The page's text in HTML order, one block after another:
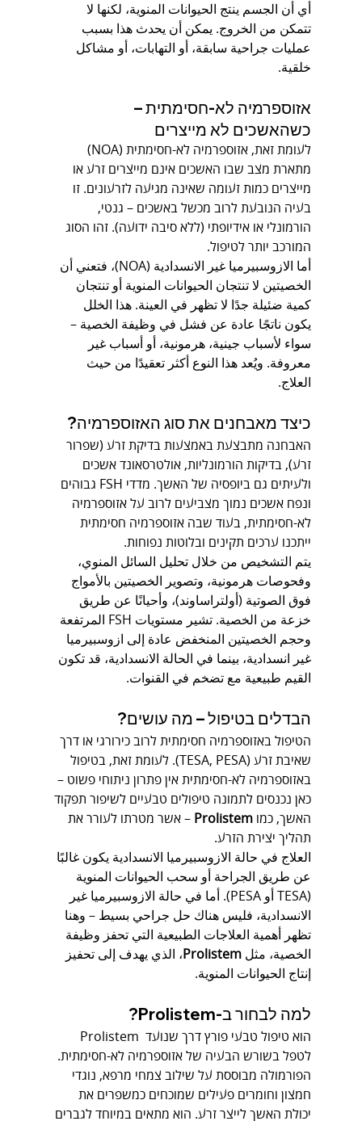
أي أن الجسم ينتج الحيوانات المنوية، لكنها لا
تتمكن من الخروج. يمكن أن يحدث هذا بسبب
عمليات جراحية سابقة، أو التهابات، أو مشاكل
خلقية.
אזוספרמיה לא-חסימתית –
כשהאשכים לא מייצרים
לעומת זאת, אזוספרמיה לא-חסימתית (NOA)
מתארת מצב שבו האשכים אינם מייצרים זרע או
מייצרים כמות זעומה שאינה מגיעה לזרעונים. זו
בעיה הנובעת לרוב מכשל באשכים – גנטי,
הורמונלי או אידיופתי (ללא סיבה ידועה). זהו הסוג
המורכב יותר לטיפול.
أما الازوسبيرميا غير الانسدادية (NOA)، فتعني أن
الخصيتين لا تنتجان الحيوانات المنوية أو تنتجان
كمية ضئيلة جدًا لا تظهر في العينة. هذا الخلل
يكون ناتجًا عادة عن فشل في وظيفة الخصية –
سواء لأسباب جينية، هرمونية، أو أسباب غير
معروفة. ويُعد هذا النوع أكثر تعقيدًا من حيث
العلاج.
כיצד מאבחנים את סוג האזוספרמיה?
האבחנה מתבצעת באמצעות בדיקת זרע (שפרור
זרע), בדיקות הורמונליות, אולטרסאונד אשכים
ולעיתים גם ביופסיה של האשך. מדדי FSH גבוהים
ונפח אשכים נמוך מצביעים לרוב על אזוספרמיה
לא-חסימתית, בעוד שבה אזוספרמיה חסימתית
ייתכנו ערכים תקינים ובלוטות נפוחות.
يتم التشخيص من خلال تحليل السائل المنوي،
وفحوصات هرمونية، وتصوير الخصيتين بالأمواج
فوق الصوتية (أولتراساوند)، وأحيانًا عن طريق
خزعة من الخصية. تشير مستويات FSH المرتفعة
وحجم الخصيتين المنخفض عادة إلى ازوسبيرميا
غير انسدادية، بينما في الحالة الانسدادية، قد تكون
القيم طبيعية مع تضخم في القنوات.
הבדלים בטיפול – מה עושים?
הטיפול באזוספרמיה חסימתית לרוב כירורגי או דרך
שאיבת זרע (TESA, PESA). לעומת זאת, בטיפול
באזוספרמיה לא-חסימתית אין פתרון ניתוחי פשוט –
כאן נכנסים לתמונה טיפולים טבעיים לשיפור תפקוד
האשך, כמו Prolistem – אשר מטרתו לעורר את
תהליך יצירת הזרע.
العلاج في حالة الازوسبيرميا الانسدادية يكون غالبًا
عن طريق الجراحة أو سحب الحيوانات المنوية
(TESA أو PESA). أما في حالة الازوسبيرميا غير
الانسدادية، فليس هناك حل جراحي بسيط – وهنا
تظهر أهمية العلاجات الطبيعية التي تحفز وظيفة
الخصية، مثل Prolistem، الذي يهدف إلى تحفيز
إنتاج الحيوانات المنوية.
למה לבחור ב-Prolistem?
Prolistem הוא טיפול טבעי פורץ דרך שנועד
לטפל בשורש הבעיה של אזוספרמיה לא-חסימתית.
הפורמולה מבוססת על שילוב צמחי מרפא, נוגדי
חמצון וחומרים פעילים שמוכחים כמשפרים את
יכולת האשך לייצר זרע. הוא מתאים במיוחד לגברים